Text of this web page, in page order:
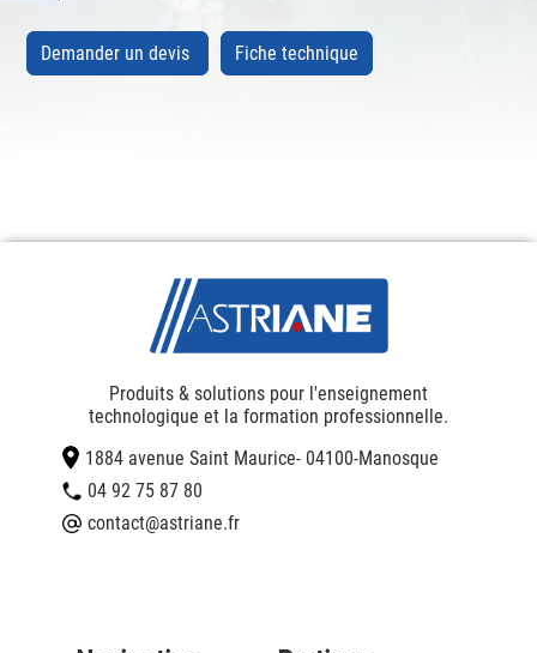
Demander un devis Fiche technique
Produits & solutions pour l'enseignement
technologique et la formation professionnelle.
1884 avenue Saint Maurice- 04100-Manosque
04 92 75 87 80
contact@astriane.fr